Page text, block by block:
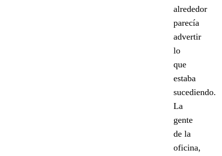
alrededor
parecía
advertir
lo
que
estaba
sucediendo.
La
gente
de la
oficina,